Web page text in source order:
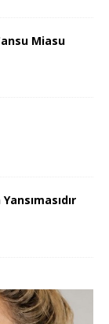
Miasu